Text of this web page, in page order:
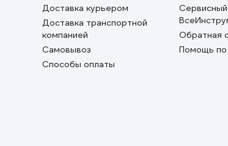
Доставка курьером
Доставка транспортной
компанией
Самовывоз
Способы оплаты
Обратная
Помощь по